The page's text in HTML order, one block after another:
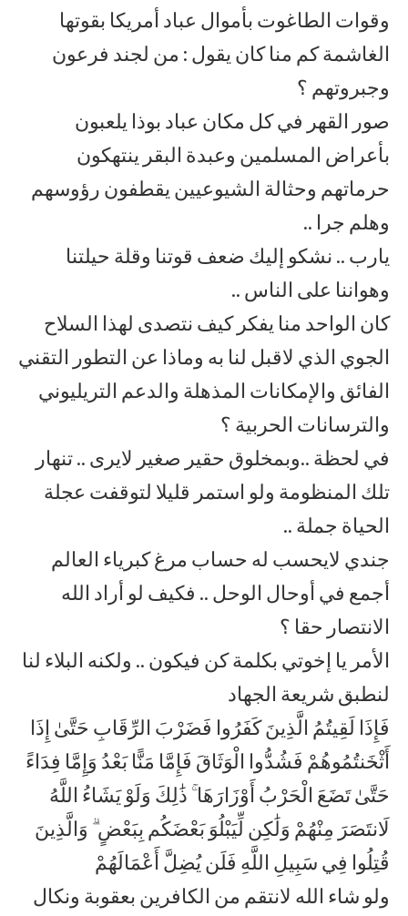
وقوات الطاغوت بأموال عباد أمريكا بقوتها
الغاشمة كم منا كان يقول : من لجند فرعون
وجبروتهم ؟
صور القهر في كل مكان عباد بوذا يلعبون
بأعراض المسلمين وعبدة البقر ينتهكون
حرماتهم وحثالة الشيوعيين يقطفون رؤوسهم
وهلم جرا ..
يارب .. نشكو إليك ضعف قوتنا وقلة حيلتنا
وهواننا على الناس ..
كان الواحد منا يفكر كيف نتصدى لهذا السلاح
الجوي الذي لاقبل لنا به وماذا عن التطور التقني
الفائق والإمكانات المذهلة والدعم التريليوني
والترسانات الحربية ؟
في لحظة ..وبمخلوق حقير صغير لايرى .. تنهار
تلك المنظومة ولو استمر قليلا لتوقفت عجلة
الحياة جملة ..
جندي لايحسب له حساب مرغ كبرياء العالم
أجمع في أوحال الوحل .. فكيف لو أراد الله
الانتصار حقا ؟
الأمر يا إخوتي بكلمة كن فيكون .. ولكنه البلاء لنا
لنطبق شريعة الجهاد
فَإِذَا لَقِيتُمُ الَّذِينَ كَفَرُوا فَضَرْبَ الرِّقَابِ حَتَّىٰ إِذَا
أَثْخَنتُمُوهُمْ فَشُدُّوا الْوَثَاقَ فَإِمَّا مَنًّا بَعْدُ وَإِمَّا فِدَاءً
حَتَّىٰ تَضَعَ الْحَرْبُ أَوْزَارَهَا ۚ ذَٰلِكَ وَلَوْ يَشَاءُ اللَّهُ
لَانتَصَرَ مِنْهُمْ وَلَٰكِن لِّيَبْلُوَ بَعْضَكُم بِبَعْضٍ ۗ وَالَّذِينَ
قُتِلُوا فِي سَبِيلِ اللَّهِ فَلَن يُضِلَّ أَعْمَالَهُمْ
ولو شاء الله لانتقم من الكافرين بعقوبة ونكال